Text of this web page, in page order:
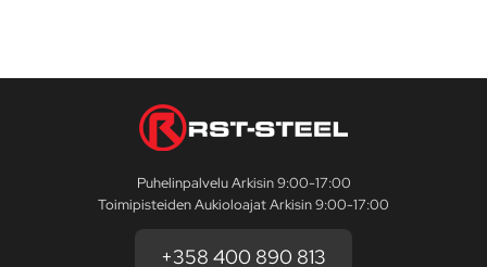
Puhelinpalvelu Arkisin 9:00-17:00
Toimipisteiden Aukioloajat Arkisin 9:00-17:00
+358 400 890 813